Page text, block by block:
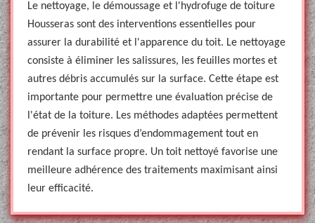
Le nettoyage, le démoussage et l'hydrofuge de toiture
Housseras sont des interventions essentielles pour
assurer la durabilité et l'apparence du toit. Le nettoyage
consiste à éliminer les salissures, les feuilles mortes et
autres débris accumulés sur la surface. Cette étape est
importante pour permettre une évaluation précise de
l'état de la toiture. Les méthodes adaptées permettent
de prévenir les risques d’endommagement tout en
rendant la surface propre. Un toit nettoyé favorise une
meilleure adhérence des traitements maximisant ainsi
leur efficacité.